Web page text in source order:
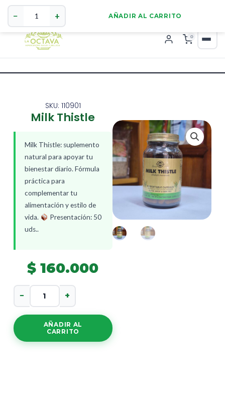
0
SKU: 110901
Milk Thistle
Milk Thistle: suplemento
natural para apoyar tu
bienestar diario. Fórmula
práctica para
complementar tu
alimentación y estilo de
vida.
Presentación: 50
uds..
$ 160.000
Milk
cantidad
− +
AÑADIR AL
CARRITO
Milk
Thistle
cantidad
− + AÑADIR AL CARRITO